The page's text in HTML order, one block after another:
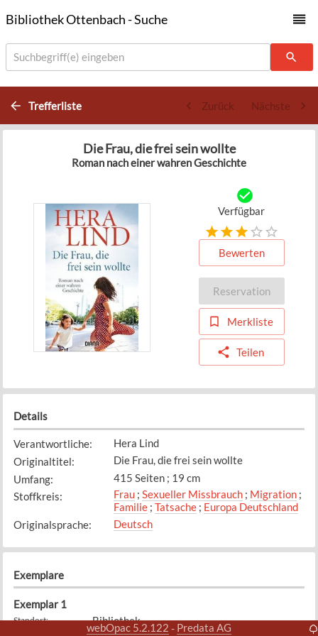
Bibliothek Ottenbach - Suche
Suchbegriff(e) eingeben
Trefferliste Zurück Nächste
Die Frau, die frei sein wollte
Roman nach einer wahren Geschichte
Verfügbar
Bewerten
Reservation
Merkliste
Teilen
Details
Verantwortliche:
Hera Lind
Originaltitel:
Die Frau, die frei sein wollte
Umfang:
415 Seiten ; 19 cm
Stoffkreis: Frau; Sexueller Missbrauch; Migration;
Familie; Tatsache; Europa Deutschland
Originalsprache: Deutsch
Exemplare
Exemplar 1
Standort: Bibliothek
webOpac 5.2.122 - Predata AG